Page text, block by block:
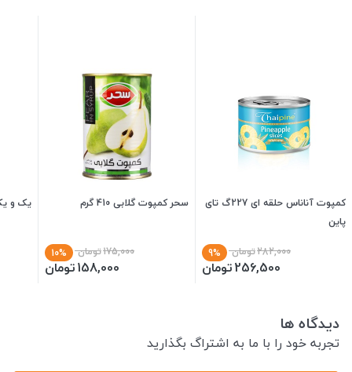
کمپوت آناناس حلقه ای 227گ تای
پاین
282,000تومان 9%
256,500تومان
سحر کمپوت گلابی 410 گرم
175,000تومان 10%
158,000تومان
یک و یک
دیدگاه ها
تجربه خود را با ما به اشتراگ بگذارید